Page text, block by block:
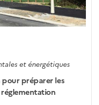
et énergétiques
préparer les